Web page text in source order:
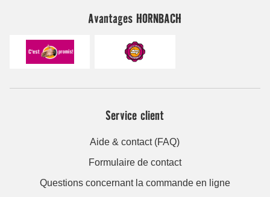
Avantages HORNBACH
Service client
Aide & contact (FAQ)
Formulaire de contact
Questions concernant la commande en ligne